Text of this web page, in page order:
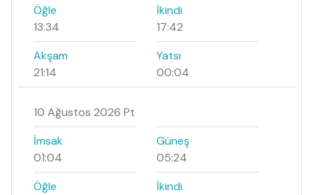
Öğle
13:34
İkindi
17:42
Akşam
21:14
Yatsı
00:04
10 Ağustos 2026 Pt
İmsak
01:04
Güneş
05:24
Öğle
İkindi